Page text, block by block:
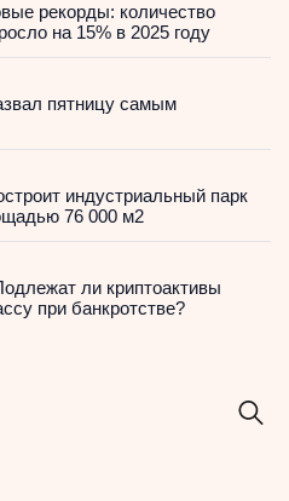
рекорды: количество
на 15% в 2025 году
пятницу самым
индустриальный парк
76 000 м2
ли криптоактивы
при банкротстве?